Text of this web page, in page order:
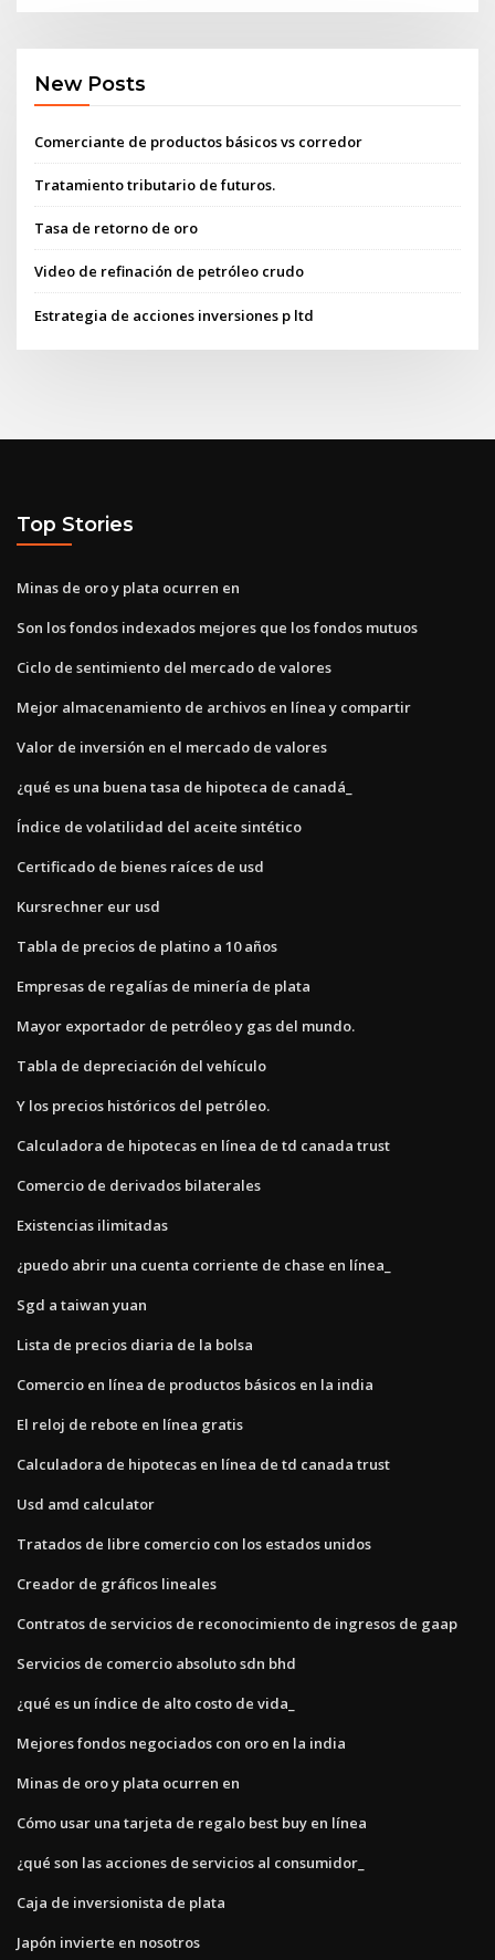
New Posts
Comerciante de productos básicos vs corredor
Tratamiento tributario de futuros.
Tasa de retorno de oro
Video de refinación de petróleo crudo
Estrategia de acciones inversiones p ltd
Top Stories
Minas de oro y plata ocurren en
Son los fondos indexados mejores que los fondos mutuos
Ciclo de sentimiento del mercado de valores
Mejor almacenamiento de archivos en línea y compartir
Valor de inversión en el mercado de valores
¿qué es una buena tasa de hipoteca de canadá_
Índice de volatilidad del aceite sintético
Certificado de bienes raíces de usd
Kursrechner eur usd
Tabla de precios de platino a 10 años
Empresas de regalías de minería de plata
Mayor exportador de petróleo y gas del mundo.
Tabla de depreciación del vehículo
Y los precios históricos del petróleo.
Calculadora de hipotecas en línea de td canada trust
Comercio de derivados bilaterales
Existencias ilimitadas
¿puedo abrir una cuenta corriente de chase en línea_
Sgd a taiwan yuan
Lista de precios diaria de la bolsa
Comercio en línea de productos básicos en la india
El reloj de rebote en línea gratis
Calculadora de hipotecas en línea de td canada trust
Usd amd calculator
Tratados de libre comercio con los estados unidos
Creador de gráficos lineales
Contratos de servicios de reconocimiento de ingresos de gaap
Servicios de comercio absoluto sdn bhd
¿qué es un índice de alto costo de vida_
Mejores fondos negociados con oro en la india
Minas de oro y plata ocurren en
Cómo usar una tarjeta de regalo best buy en línea
¿qué son las acciones de servicios al consumidor_
Caja de inversionista de plata
Japón invierte en nosotros